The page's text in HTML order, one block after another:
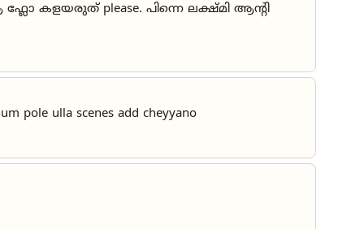
കളയരുത് please. പിന്നെ ലക്ഷ്മി ആൻ്റി
pole ulla scenes add cheyyano